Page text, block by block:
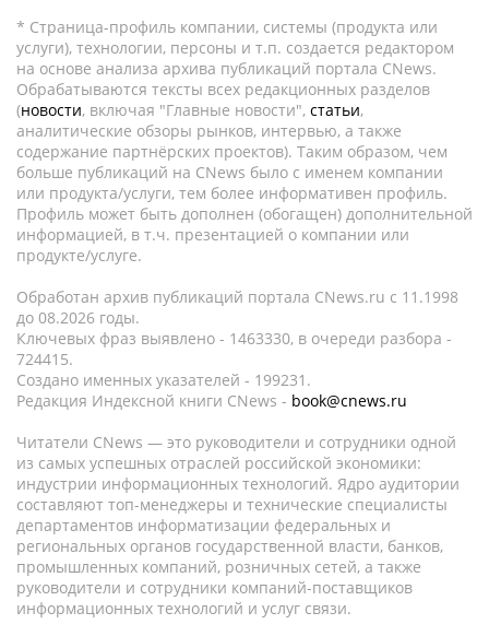
* Страница-профиль компании, системы (продукта или
услуги), технологии, персоны и т.п. создается редактором
на основе анализа архива публикаций портала CNews.
Обрабатываются тексты всех редакционных разделов
(новости, включая "Главные новости", статьи,
аналитические обзоры рынков, интервью, а также
содержание партнёрских проектов). Таким образом, чем
больше публикаций на CNews было с именем компании
или продукта/услуги, тем более информативен профиль.
Профиль может быть дополнен (обогащен) дополнительной
информацией, в т.ч. презентацией о компании или
продукте/услуге.
Обработан архив публикаций портала CNews.ru c 11.1998
до 08.2026 годы.
Ключевых фраз выявлено - 1463330, в очереди разбора -
724415.
Создано именных указателей - 199231.
Редакция Индексной книги CNews - book@cnews.ru
Читатели CNews — это руководители и сотрудники одной
из самых успешных отраслей российской экономики:
индустрии информационных технологий. Ядро аудитории
составляют топ-менеджеры и технические специалисты
департаментов информатизации федеральных и
региональных органов государственной власти, банков,
промышленных компаний, розничных сетей, а также
руководители и сотрудники компаний-поставщиков
информационных технологий и услуг связи.